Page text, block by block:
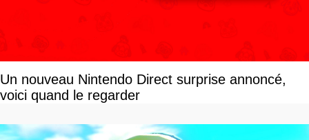
Un nouveau Nintendo Direct surprise annoncé,
voici quand le regarder